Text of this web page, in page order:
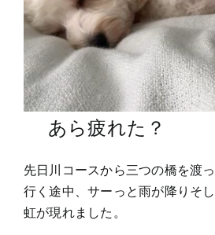
あら疲れた？
先日川コースから三つの橋を渡
行く途中、サーっと雨が降りそ
虹が現れました。